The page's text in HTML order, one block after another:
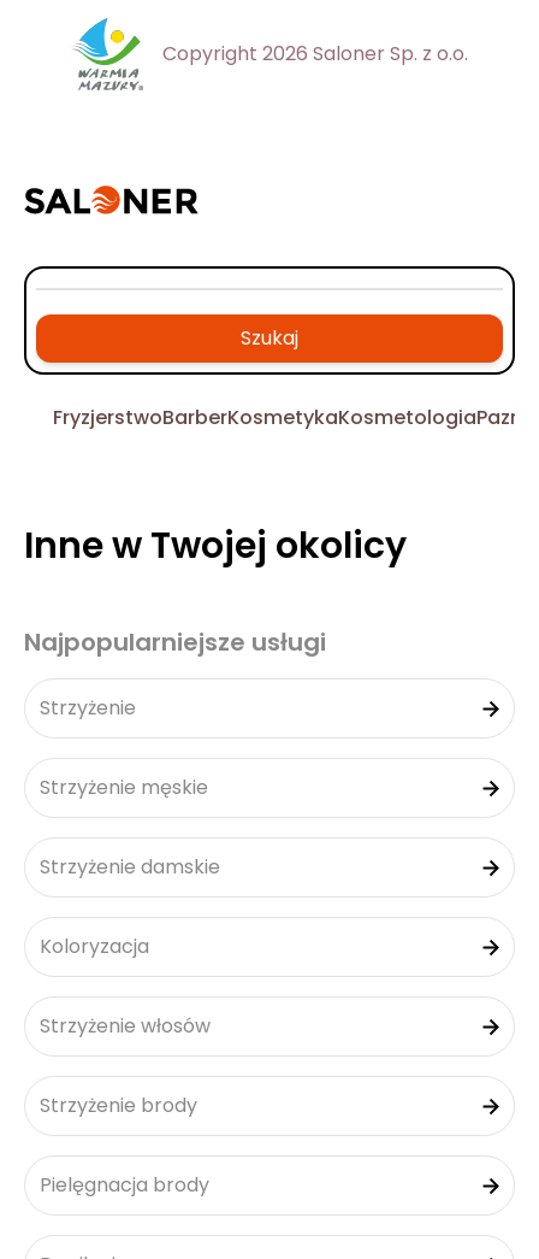
Copyright 2026 Saloner Sp. z o.o.
Szukaj
FryzjerstwoBarberKosmetykaKosmetologia
Inne w Twojej okolicy
Najpopularniejsze usługi
Strzyżenie
Strzyżenie męskie
Strzyżenie damskie
Koloryzacja
Strzyżenie włosów
Strzyżenie brody
Pielęgnacja brody